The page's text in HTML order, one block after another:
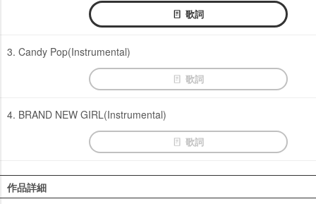
歌詞
3. Candy Pop(Instrumental)
歌詞
4. BRAND NEW GIRL(Instrumental)
歌詞
作品詳細